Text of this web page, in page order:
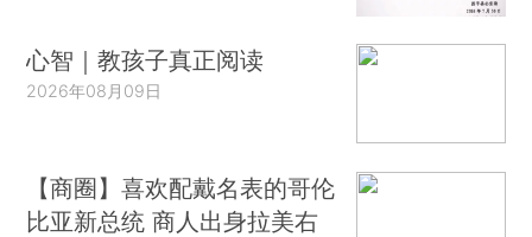
心智｜教孩子真正阅读
2026年08月09日
【商圈】喜欢配戴名表的哥伦
比亚新总统 商人出身拉美右